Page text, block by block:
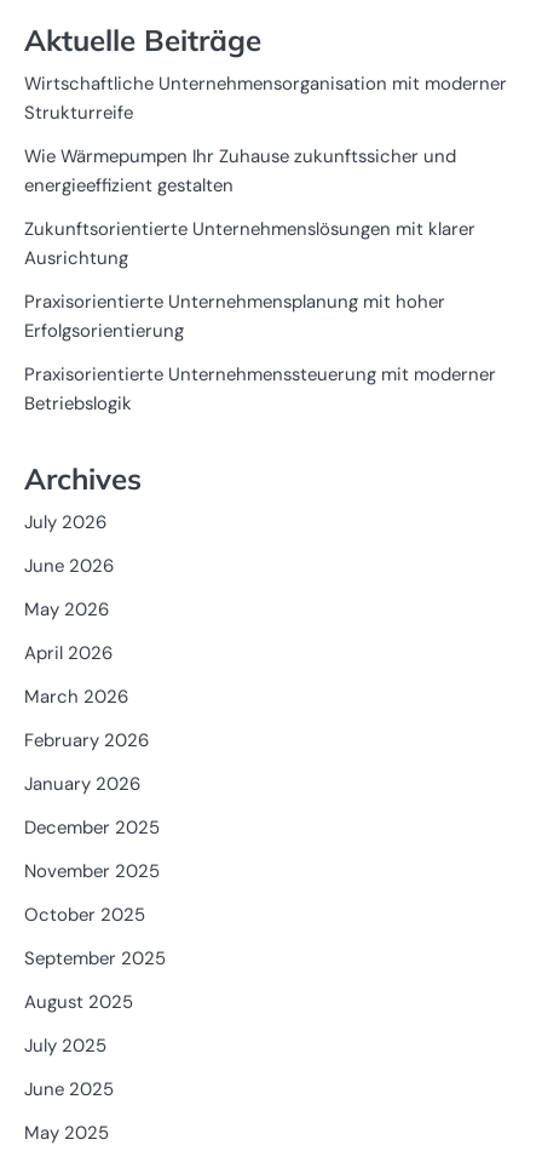
Aktuelle Beiträge
Wirtschaftliche Unternehmensorganisation mit moderner
Strukturreife
Wie Wärmepumpen Ihr Zuhause zukunftssicher und
energieeffizient gestalten
Zukunftsorientierte Unternehmenslösungen mit klarer
Ausrichtung
Praxisorientierte Unternehmensplanung mit hoher
Erfolgsorientierung
Praxisorientierte Unternehmenssteuerung mit moderner
Betriebslogik
Archives
July 2026
June 2026
May 2026
April 2026
March 2026
February 2026
January 2026
December 2025
November 2025
October 2025
September 2025
August 2025
July 2025
June 2025
May 2025